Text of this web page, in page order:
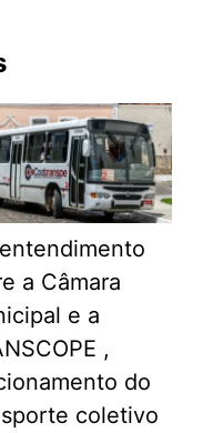
a Câmara
e a
,
do
coletivo